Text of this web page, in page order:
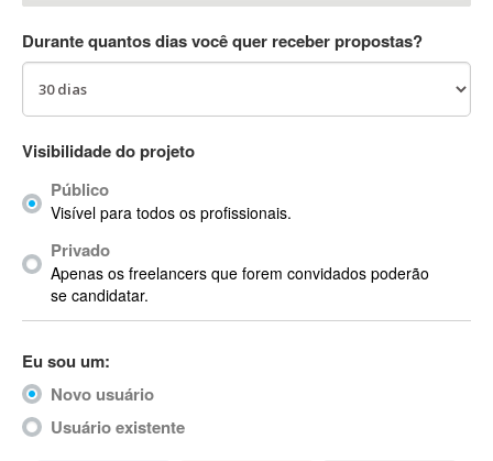
AC3
ACID Pro
ACPI
Acrobat
Acrobat X
Acronis
ACT
Actimize
ActionScript
ActionScript 3
Durante quantos dias você quer receber propostas?
Visibilidade do projeto
Público
Visível para todos os profissionais.
Privado
Apenas os freelancers que forem convidados poderão
se candidatar.
Eu sou um:
Novo usuário
Usuário existente